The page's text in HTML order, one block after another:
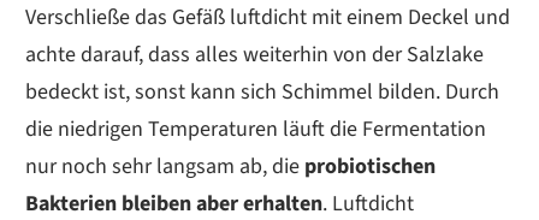
Verschließe das Gefäß luftdicht mit einem Deckel und
achte darauf, dass alles weiterhin von der Salzlake
bedeckt ist, sonst kann sich Schimmel bilden. Durch
die niedrigen Temperaturen läuft die Fermentation
nur noch sehr langsam ab, die probiotischen
Bakterien bleiben aber erhalten. Luftdicht